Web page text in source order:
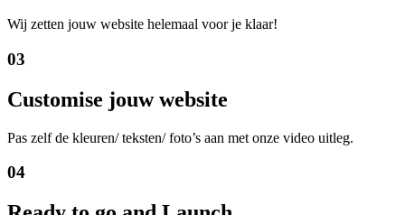
Wij zetten jouw website helemaal voor je klaar!
03
Customise jouw website
Pas zelf de kleuren/ teksten/ foto’s aan met onze video uitleg.
04